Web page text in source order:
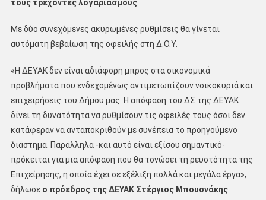
τους τρέχοντες λογαριασμούς
Με δύο συνεχόμενες ακυρωμένες ρυθμίσεις θα γίνεται
αυτόματη βεβαίωση της οφειλής στη Δ.Ο.Υ.
«Η ΔΕΥΑΚ δεν είναι αδιάφορη μπρος στα οικονομικά
προβλήματα που ενδεχομένως αντιμετωπίζουν νοικοκυριά και
επιχειρήσεις του Δήμου μας. Η απόφαση του ΔΣ της ΔΕΥΑΚ
δίνει τη δυνατότητα να ρυθμίσουν τις οφειλές τους όσοι δεν
κατάφεραν να ανταποκριθούν με συνέπεια το προηγούμενο
διάστημα. Παράλληλα -και αυτό είναι εξίσου σημαντικό-
πρόκειται για μια απόφαση που θα τονώσει τη ρευστότητα της
Επιχείρησης, η οποία έχει σε εξέλιξη πολλά και μεγάλα έργα»,
δήλωσε ο πρόεδρος της ΔΕΥΑΚ Στέργιος Μπουσνάκης